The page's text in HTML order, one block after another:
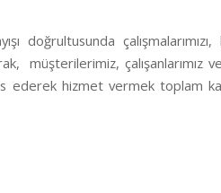
doğrultusunda
müşterilerimiz, çalışanlarımız
ederek hizmet vermek toplam